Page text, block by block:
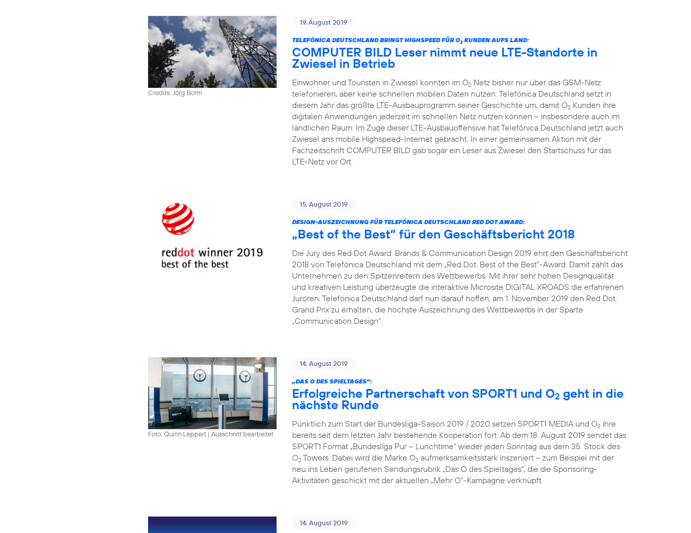
Credits: Jörg Borm
19. August 2019
TELEFÓNICA DEUTSCHLAND BRINGT HIGHSPEED FÜR O2 KUNDEN AUFS LAND:
COMPUTER BILD Leser nimmt neue LTE-Standorte in
Zwiesel in Betrieb
Einwohner und Touristen in Zwiesel konnten im O2 Netz bisher nur über das GSM-Netz
telefonieren, aber keine schnellen mobilen Daten nutzen. Telefónica Deutschland setzt in
diesem Jahr das größte LTE-Ausbauprogramm seiner Geschichte um, damit O2 Kunden ihre
digitalen Anwendungen jederzeit im schnellen Netz nutzen können – insbesondere auch im
ländlichen Raum. Im Zuge dieser LTE-Ausbauoffensive hat Telefónica Deutschland jetzt auch
Zwiesel ans mobile Highspeed-Internet gebracht. In einer gemeinsamen Aktion mit der
Fachzeitschrift COMPUTER BILD gab sogar ein Leser aus Zwiesel den Startschuss für das
LTE-Netz vor Ort.
15. August 2019
DESIGN-AUSZEICHNUNG FÜR TELEFÓNICA DEUTSCHLAND RED DOT AWARD:
„Best of the Best“ für den Geschäftsbericht 2018
Die Jury des Red Dot Award: Brands & Communication Design 2019 ehrt den Geschäftsbericht
2018 von Telefónica Deutschland mit dem „Red Dot: Best of the Best“-Award. Damit zählt das
Unternehmen zu den Spitzenreitern des Wettbewerbs. Mit ihrer sehr hohen Designqualität
und kreativen Leistung überzeugte die interaktive Microsite DIGITAL XROADS die erfahrenen
Juroren. Telefónica Deutschland darf nun darauf hoffen, am 1. November 2019 den Red Dot:
Grand Prix zu erhalten, die höchste Auszeichnung des Wettbewerbs in der Sparte
„Communication Design“.
Foto: Quirin Leppert | Ausschnitt bearbeitet
14. August 2019
„DAS O DES SPIELTAGES“:
Erfolgreiche Partnerschaft von SPORT1 und O2 geht in die
nächste Runde
Pünktlich zum Start der Bundesliga-Saison 2019 / 2020 setzen SPORT1 MEDIA und O2 ihre
bereits seit dem letzten Jahr bestehende Kooperation fort: Ab dem 18. August 2019 sendet das
SPORT1 Format „Bundesliga Pur – Lunchtime“ wieder jeden Sonntag aus dem 35. Stock des
O2 Towers. Dabei wird die Marke O2 aufmerksamkeitsstark inszeniert – zum Beispiel mit der
neu ins Leben gerufenen Sendungsrubrik „Das O des Spieltages“, die die Sponsoring-
Aktivitäten geschickt mit der aktuellen „Mehr O“-Kampagne verknüpft.
14. August 2019